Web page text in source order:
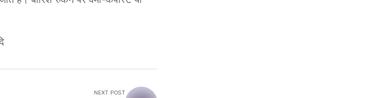
NEXT POST